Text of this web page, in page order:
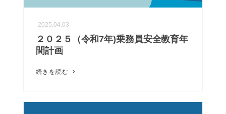
2025.04.03
２０２５（令和7年)乗務員安全教育年
間計画
続きを読む